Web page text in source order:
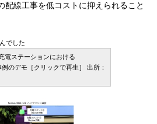
配線工事を低コストに抑えられること
でした
電ステーションにおける
例のデモ［クリックで再生］ 出所：